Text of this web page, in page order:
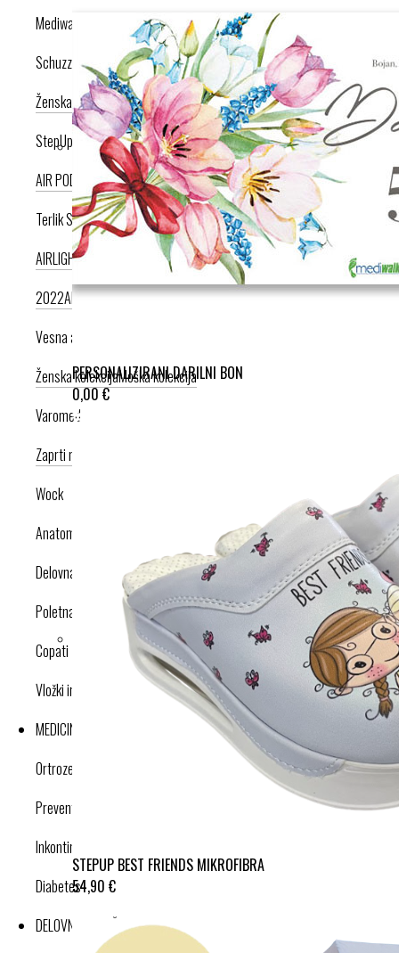
PERSONALIZIRANI DARILNI BON
0,00 €
STEPUP BEST FRIENDS MIKROFIBRA
54,90 €
Mediwalk
Schuzz
Ženska kolekcijaMoška kolekcija
StepUp
AIR PODPLATAIRLIGHT PODPLAT
Terlik Sabo
AIRLIGHT PODPLAT II. NOVIAIRLIGHT PODPLAT I. PRODUKT LETA
2022AIRLIGHT PODPLAT I. KRIŽNI PAŠČEKAIR PODPLAT
Vesna anatomic
Ženska kolekcijaMoška kolekcija
Varomed
Zaprti modeli
Wock
Anatomska obutev
Delovna obutev s certifikatom
Poletna obutev
Copati
Vložki in dodatki
MEDICINSKI IZDELKI
Ortroze in opornice
Preventivne kompresijske nogavice
Inkontinenca
Diabetes
DELOVNA OBLAČILA